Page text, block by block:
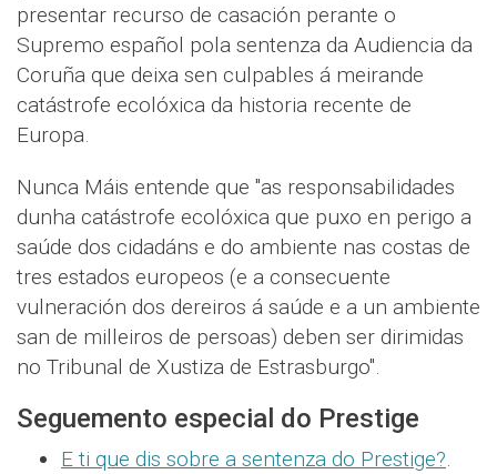
presentar recurso de casación perante o
Supremo español pola sentenza da Audiencia da
Coruña que deixa sen culpables á meirande
catástrofe ecolóxica da historia recente de
Europa.
Nunca Máis entende que "as responsabilidades
dunha catástrofe ecolóxica que puxo en perigo a
saúde dos cidadáns e do ambiente nas costas de
tres estados europeos (e a consecuente
vulneración dos dereiros á saúde e a un ambiente
san de milleiros de persoas) deben ser dirimidas
no Tribunal de Xustiza de Estrasburgo".
Seguemento especial do Prestige
E ti que dis sobre a sentenza do Prestige?.